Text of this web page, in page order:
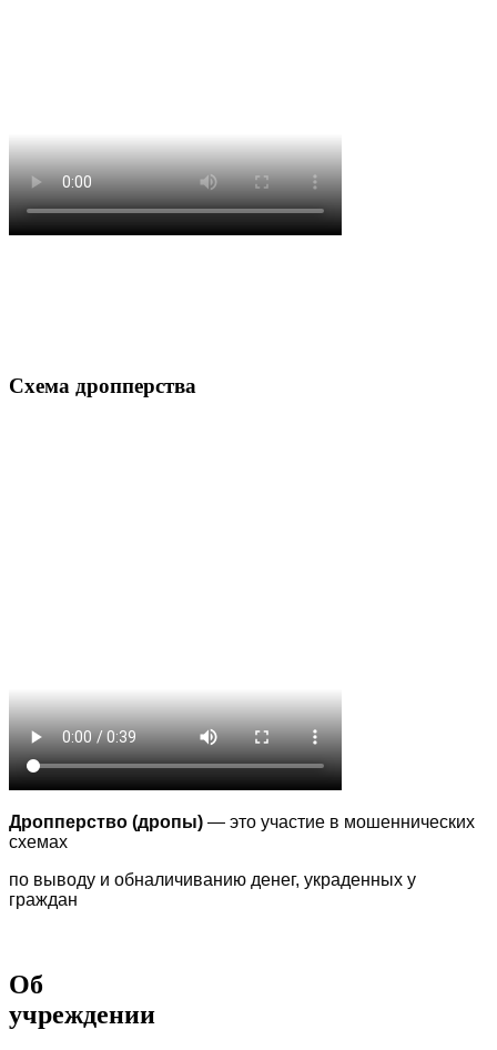
Схема дропперства
Дропперство (дропы) — это участие в мошеннических
схемах
по выводу и обналичиванию денег, украденных у
граждан
Об
учреждении